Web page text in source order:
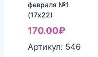
февраля №1
(17х22)
170.00₽
Артикул: 546